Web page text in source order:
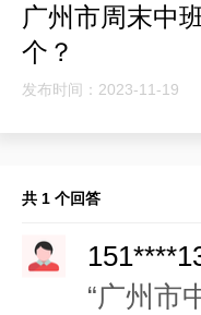
广州市周末中
个？
发布时间：2023-11-19
共 1 个回答
“广州市